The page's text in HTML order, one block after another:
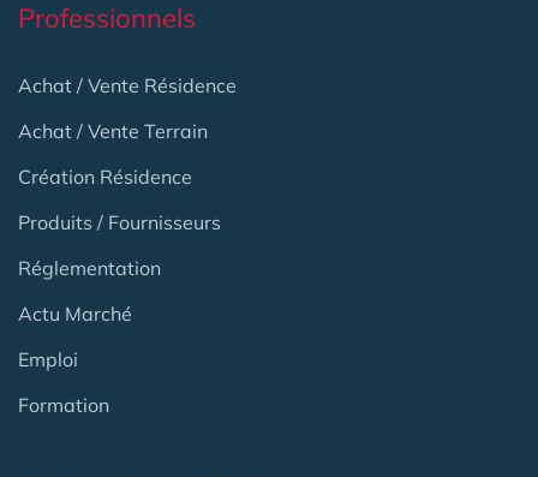
Professionnels
Achat / Vente Résidence
Achat / Vente Terrain
Création Résidence
Produits / Fournisseurs
Réglementation
Actu Marché
Emploi
Formation